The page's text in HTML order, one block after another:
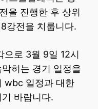
을 진행한 후 상위
강전을 치룹니다.
으로 3월 9일 12시
히는 경기 일정을
wbc 일정과 대한
바랍니다.